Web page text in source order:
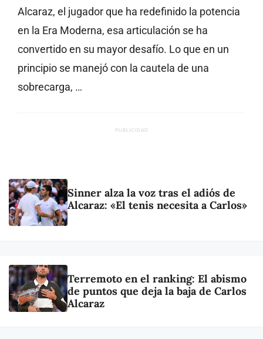
Alcaraz, el jugador que ha redefinido la potencia
en la Era Moderna, esa articulación se ha
convertido en su mayor desafío. Lo que en un
principio se manejó con la cautela de una
sobrecarga, …
PUBLICIDAD
Sinner alza la voz tras el adiós de
Alcaraz: «El tenis necesita a Carlos»
Terremoto en el ranking: El abismo
de puntos que deja la baja de Carlos
Alcaraz